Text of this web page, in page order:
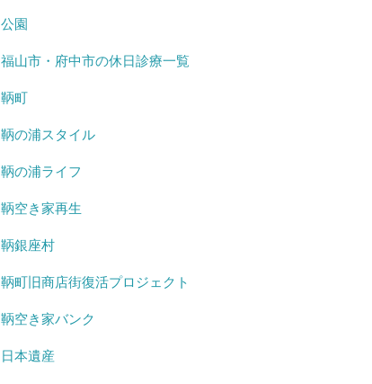
公園
福山市・府中市の休日診療一覧
鞆町
鞆の浦スタイル
鞆の浦ライフ
鞆空き家再生
鞆銀座村
鞆町旧商店街復活プロジェクト
鞆空き家バンク
日本遺産